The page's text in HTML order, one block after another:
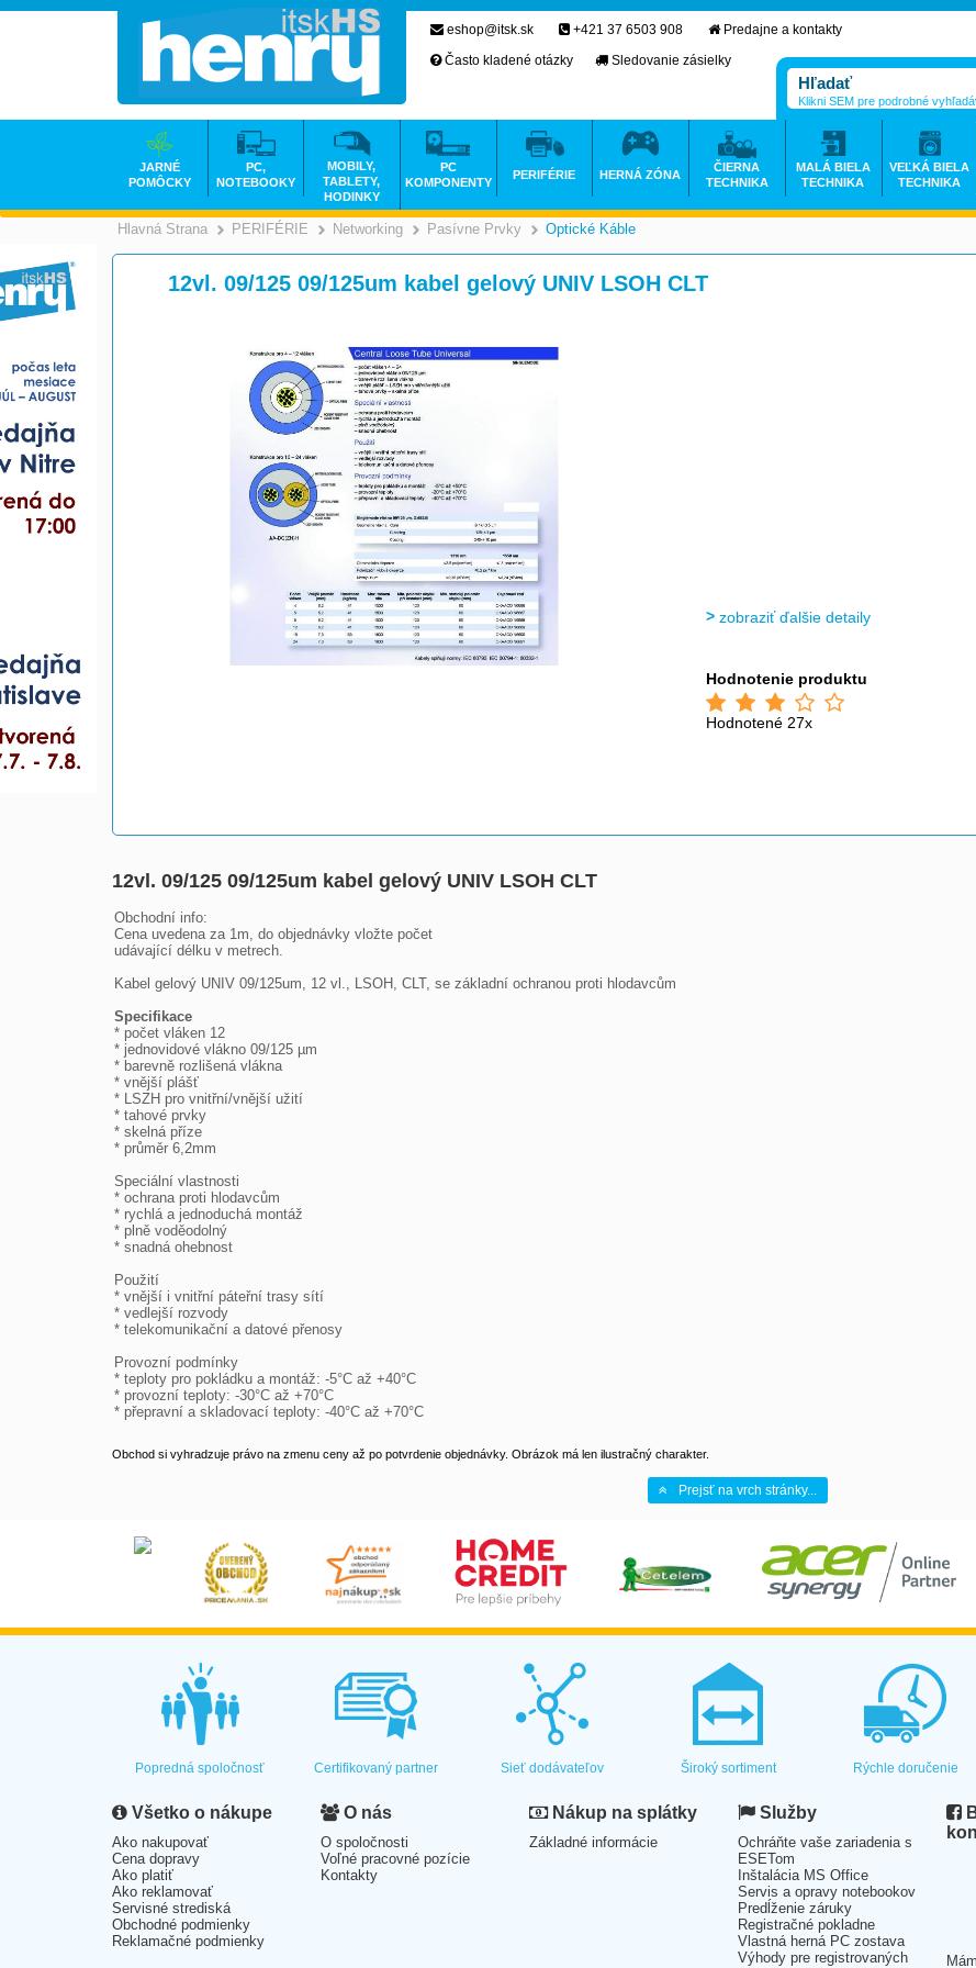
Hlavná Strana >
PERIFÉRIE >
Networking >
Pasívne Prvky >
Optické Káble
12vl. 09/125 09/125um kabel gelový UNIV LSOH CLT
zobraziť ďalšie detaily
Hodnotenie produktu
Hodnotené 27x
12vl. 09/125 09/125um kabel gelový UNIV LSOH CLT
Obchodní info:
Cena uvedena za 1m, do objednávky vložte počet
udávající délku v metrech.
Kabel gelový UNIV 09/125um, 12 vl., LSOH, CLT, se základní ochranou proti hlodavcům
Specifikace
* počet vláken 12
* jednovidové vlákno 09/125 µm
* barevně rozlišená vlákna
* vnější plášť
* LSZH pro vnitřní/vnější užití
* tahové prvky
* skelná příze
* průměr 6,2mm
Speciální vlastnosti
* ochrana proti hlodavcům
* rychlá a jednoduchá montáž
* plně voděodolný
* snadná ohebnost
Použití
* vnější i vnitřní páteřní trasy sítí
* vedlejší rozvody
* telekomunikační a datové přenosy
Provozní podmínky
* teploty pro pokládku a montáž: -5°C až +40°C
* provozní teploty: -30°C až +70°C
* přepravní a skladovací teploty: -40°C až +70°C
Obchod si vyhradzuje právo na zmenu ceny až po potvrdenie objednávky. Obrázok má len ilustračný charakter.
Prejsť na vrch stránky...
eshop@itsk.sk +421 37 6503 908
Predajne a kontakty
Často kladené otázky
Sledovanie zásielky
Klikni SEM pre podrobné
JARNÉ
POMÔCKY
PC,
NOTEBOOKY
MOBILY,
TABLETY,
HODINKY
PC
KOMPONENTY
PERIFÉRIE HERNÁ ZÓNA
ČIERNA
TECHNIKA
MALÁ BIELA
TECHNIKA
VEĽKÁ BIELA
TECHNIKA
Popredná spoločnosť Certifikovaný partner Sieť dodávateľov Široký sortiment Rýchle doručenie
Všetko o nákupe
Ako nakupovať
Cena dopravy
Ako platiť
Ako reklamovať
Servisné strediská
Obchodné podmienky
Reklamačné podmienky
O nás
O spoločnosti
Voľné pracovné pozície
Kontakty
Nákup na splátky
Základné informácie
Služby
Ochráňte vaše zariadenia s
ESETom
Inštalácia MS Office
Servis a opravy notebookov
Predĺženie záruky
Registračné pokladne
Vlastná herná PC zostava
Výhody pre registrovaných